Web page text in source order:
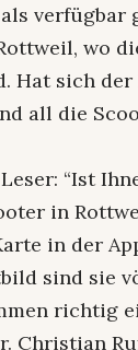
verfügbar
wo
Hat sich
all die
“Ist
in
in der
sind sie
richtig
Christian